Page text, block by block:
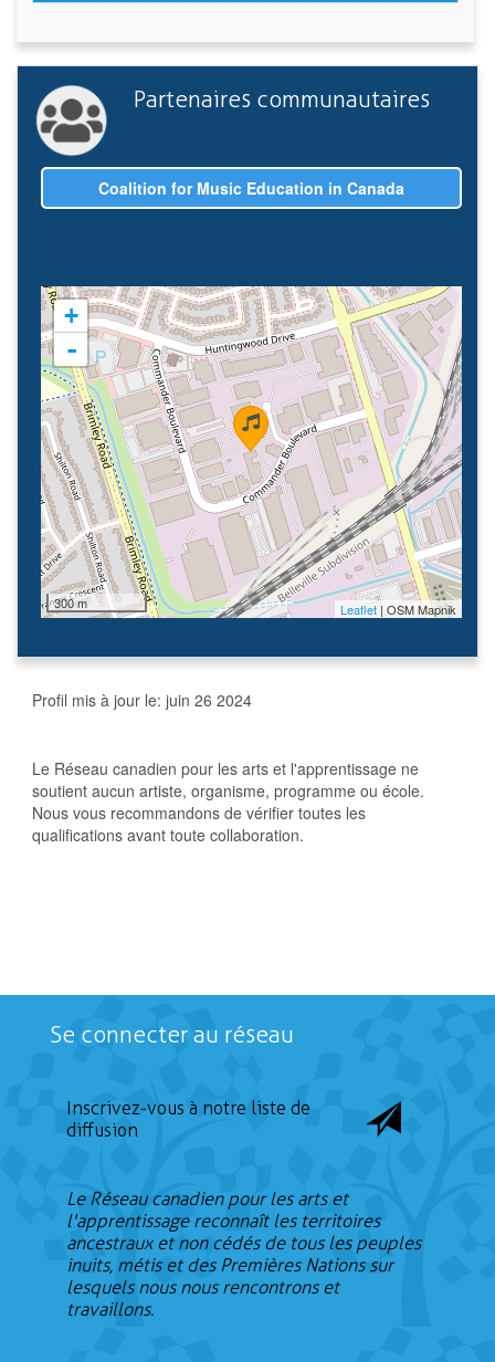
Partenaires communautaires
Coalition for Music Education in Canada
+
-
300 m Leaflet | OSM Mapnik
Profil mis à jour le: juin 26 2024
Le Réseau canadien pour les arts et l'apprentissage ne
soutient aucun artiste, organisme, programme ou école.
Nous vous recommandons de vérifier toutes les
qualifications avant toute collaboration.
Se connecter au réseau
Inscrivez-vous à notre liste de
diffusion
Le Réseau canadien pour les arts et
l'apprentissage reconnaît les territoires
ancestraux et non cédés de tous les peuples
inuits, métis et des Premières Nations sur
lesquels nous nous rencontrons et
travaillons.